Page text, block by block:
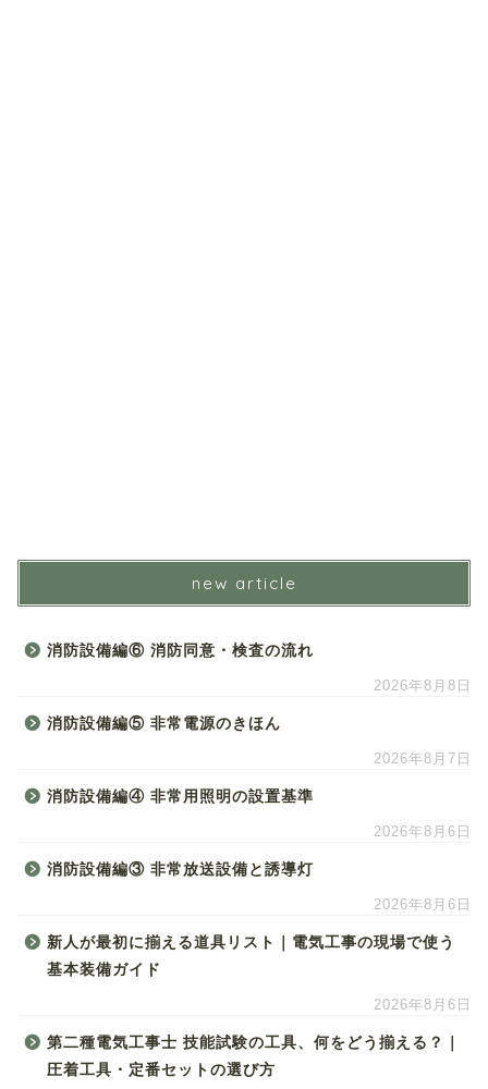
new article
消防設備編⑥ 消防同意・検査の流れ
2026年8月8日
消防設備編⑤ 非常電源のきほん
2026年8月7日
消防設備編④ 非常用照明の設置基準
2026年8月6日
消防設備編③ 非常放送設備と誘導灯
2026年8月6日
新人が最初に揃える道具リスト｜電気工事の現場で使う
基本装備ガイド
2026年8月6日
第二種電気工事士 技能試験の工具、何をどう揃える？｜
圧着工具・定番セットの選び方